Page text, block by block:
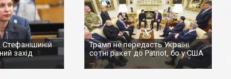
захід
Трамп не передасть Україні
сотні ракет до Patriot, бо у США
...